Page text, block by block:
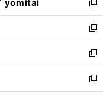
で
開
く
ド
ウ
で
開
く
ィ
ン
ド
ウ
で
開
く
い
ウ
ィ
ン
ド
ウ
で
開
yomitai
新
し
い
ウ
ィ
ン
ド
ウ
新
し
い
ウ
ィ
ン
新
し
い
ウ
新
し